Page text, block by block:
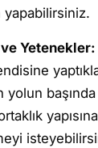
yapabilirsiniz.
Yetenekler: